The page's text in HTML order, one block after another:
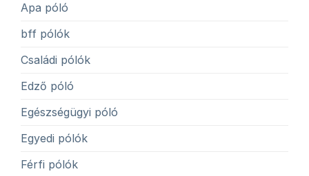
Apa póló
bff pólók
Családi pólók
Edző póló
Egészségügyi póló
Egyedi pólók
Férfi pólók